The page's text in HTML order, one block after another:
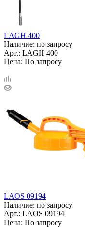
LAGH 400
Наличие: по запросу
Арт.: LAGH 400
Цена: По запросу
LAOS 09194
Наличие: по запросу
Арт.: LAOS 09194
Цена: По запросу